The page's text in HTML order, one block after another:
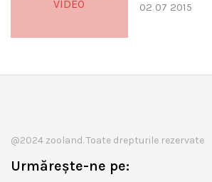
02 07 2015
@2024 zooland. Toate drepturile rezervate
Urmărește-ne pe: